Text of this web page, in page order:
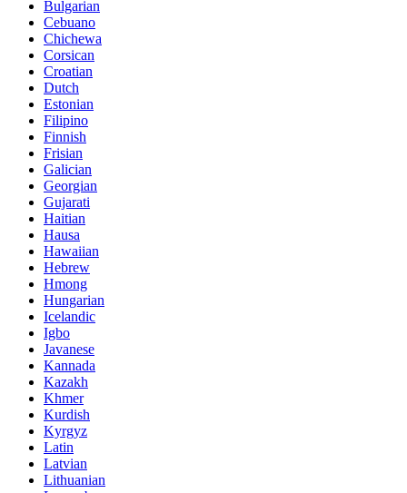
Bulgarian
Cebuano
Chichewa
Corsican
Croatian
Dutch
Estonian
Filipino
Finnish
Frisian
Galician
Georgian
Gujarati
Haitian
Hausa
Hawaiian
Hebrew
Hmong
Hungarian
Icelandic
Igbo
Javanese
Kannada
Kazakh
Khmer
Kurdish
Kyrgyz
Latin
Latvian
Lithuanian